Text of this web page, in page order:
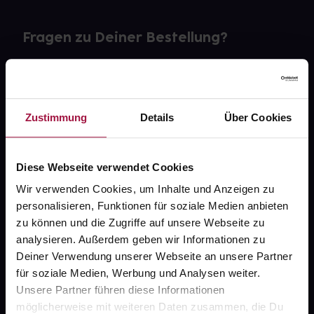
Zustimmung Details Über Cookies
Diese Webseite verwendet Cookies
Wir verwenden Cookies, um Inhalte und Anzeigen zu
personalisieren, Funktionen für soziale Medien anbieten
zu können und die Zugriffe auf unsere Webseite zu
analysieren. Außerdem geben wir Informationen zu
Deiner Verwendung unserer Webseite an unsere Partner
für soziale Medien, Werbung und Analysen weiter.
Unsere Partner führen diese Informationen
möglicherweise mit weiteren Daten zusammen, die Du
Fragen zu Deiner Bestellung?
gesund.de
Über uns
Karriere
Newsletter